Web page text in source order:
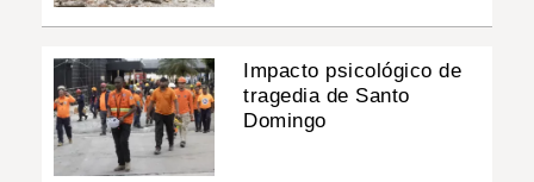
Impacto psicológico de
tragedia de Santo
Domingo